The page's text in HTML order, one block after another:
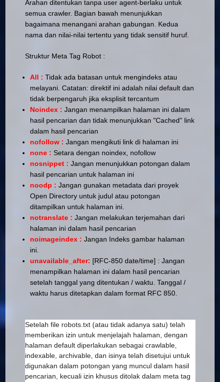
Arahan ditentukan tanpa user agent-berlaku untuk
semua crawler. Bagian bawah menunjukkan
bagaimana menangani arahan gabungan. Kedua
nama dan nilai-nilai tertentu yang tidak sensitif huruf.
Struktur Meta Tag Robot :
All :Tidak ada batasan untuk mengindeks atau
melayani. Catatan: direktif ini adalah nilai default dan
tidak berpengaruh jika eksplisit tercantum
Noindex :Jangan menampilkan halaman ini dalam
hasil pencarian dan tidak menunjukkan "Cached" link
dalam hasil pencarian
nofollow :Jangan mengikuti link di halaman ini
none : Setara dengan noindex, nofollow
nosnippet :Jangan menunjukkan potongan dalam
hasil pencarian untuk halaman ini
noodp :Jangan gunakan metadata dari proyek
Open Directory untuk judul atau potongan
ditampilkan untuk halaman ini.
notranslate :Jangan melakukan terjemahan dari
halaman ini dalam hasil pencarian
noimageindex :Jangan Indeks gambar halaman
ini.
unavailable_after: [RFC-850 date/time] :Jangan
menampilkan halaman ini dalam hasil pencarian
setelah tanggal yang ditentukan / waktu. Tanggal /
waktu harus ditetapkan dalam format RFC 850.
Setelah file robots.txt (atau tidak adanya satu) telah
memberikan izin untuk menjelajah halaman, dengan
halaman default diperlakukan sebagai crawlable,
indexable, archivable, dan isinya telah disetujui untuk
digunakan dalam potongan yang muncul dalam hasil
pencarian, kecuali izin khusus ditolak dalam meta tag